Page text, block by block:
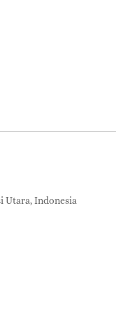
Utara, Indonesia